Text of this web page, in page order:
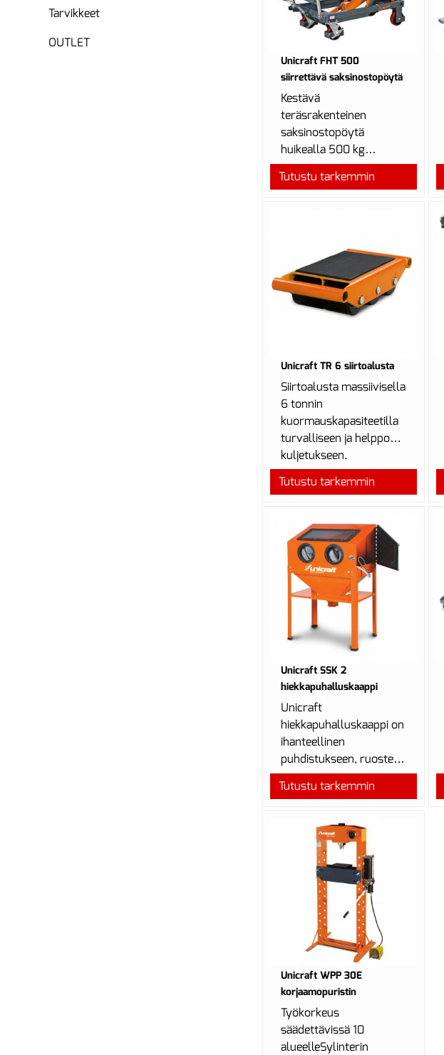
Tarvikkeet
OUTLET
Unicraft FHT 500
siirrettävä saksinostopöytä
Kestävä
teräsrakenteinen
saksinostopöytä
huikealla 500 kg
kuormauskapasiteetilla.
Tutustu tarkemmin
Unicraft TR 6 siirtoalusta
Siirtoalusta massiivisella
6 tonnin
kuormauskapasiteetilla
turvalliseen ja helppoon
kuljetukseen.
Tutustu tarkemmin
Unicraft SSK 2
hiekkapuhalluskaappi
Unicraft
hiekkapuhalluskaappi on
ihanteellinen
puhdistukseen, ruosteen
tai maalin poistoon.
Tutustu tarkemmin
Unicraft WPP 30E
korjaamopuristin
Työkorkeus
säädettävissä 10
alueelleSylinterin